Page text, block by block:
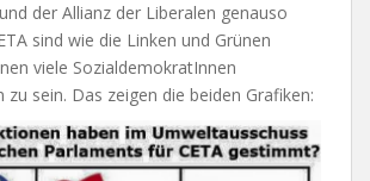
der Allianz der Liberalen genauso
sind wie die Linken und Grünen
viele SozialdemokratInnen
zu sein. Das zeigen die beiden Grafiken: